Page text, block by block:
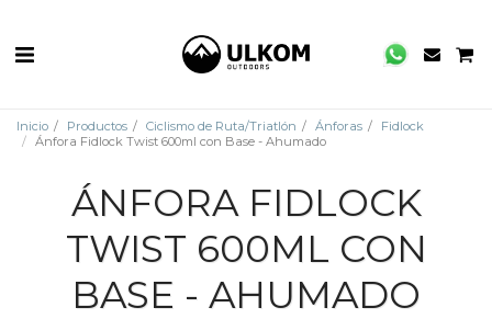
Inicio Productos Ciclismo de Ruta/Triatlón Ánforas
Fidlock
Ánfora Fidlock Twist 600ml con Base - Ahumado
ÁNFORA FIDLOCK
TWIST 600ML CON
BASE - AHUMADO